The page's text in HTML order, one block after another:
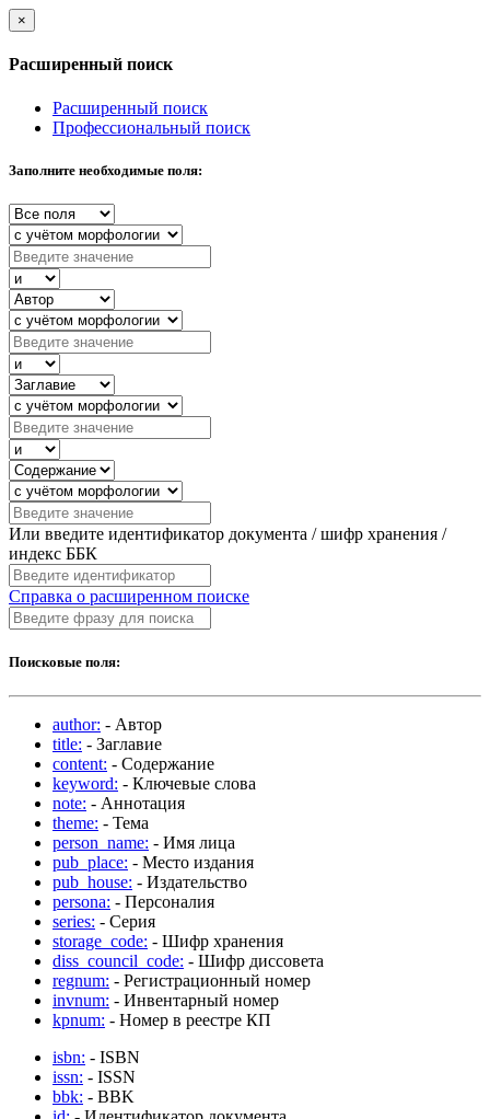
×
Расширенный поиск
Расширенный поиск
Профессиональный поиск
Заполните необходимые поля:
Или введите идентификатор документа / шифр хранения /
индекс ББК
Справка о расширенном поиске
Поисковые поля:
author: - Автор
title: - Заглавие
content: - Содержание
keyword: - Ключевые слова
note: - Аннотация
theme: - Тема
person_name: - Имя лица
pub_place: - Место издания
pub_house: - Издательство
persona: - Персоналия
series: - Серия
storage_code: - Шифр хранения
diss_council_code: - Шифр диссовета
regnum: - Регистрационный номер
invnum: - Инвентарный номер
kpnum: - Номер в реестре КП
isbn: - ISBN
issn: - ISSN
bbk: - BBK